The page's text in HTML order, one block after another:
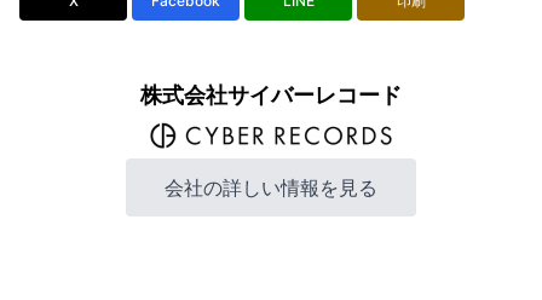
株式会社サイバーレコード
会社の詳しい情報を見る